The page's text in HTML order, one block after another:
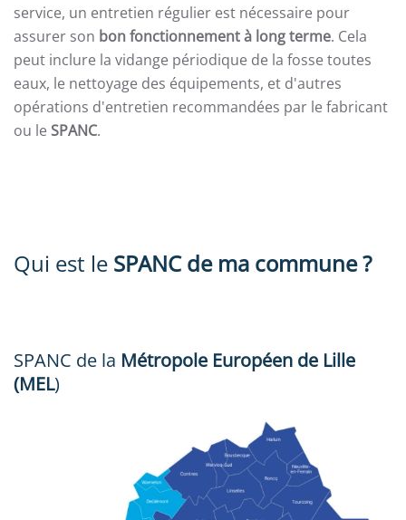
service, un entretien régulier est nécessaire pour
assurer son bon fonctionnement à long terme. Cela
peut inclure la vidange périodique de la fosse toutes
eaux, le nettoyage des équipements, et d'autres
opérations d'entretien recommandées par le fabricant
ou le SPANC.
Qui est le SPANC de ma commune ?
SPANC de la Métropole Européen de Lille
(MEL)